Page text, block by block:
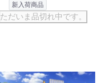
新入荷商品
ただいま品切れ中です。